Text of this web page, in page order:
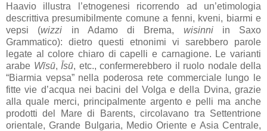
Haavio illustra l’etnogenesi ricorrendo ad un’etimologia
descrittiva presumibilmente comune a fenni, kveni, biarmi e
vepsi (wizzi in Adamo di Brema, wisinni in Saxo
Grammatico): dietro questi etnonimi vi sarebbero parole
legate al colore chiaro di capelli e carnagione. Le varianti
arabe Wīsū, Īsū, etc., confermerebbero il ruolo nodale della
“Biarmia vepsa” nella poderosa rete commerciale lungo le
fitte vie d’acqua nei bacini del Volga e della Dvina, grazie
alla quale merci, principalmente argento e pelli ma anche
prodotti del Mare di Barents, circolavano tra Settentrione
orientale, Grande Bulgaria, Medio Oriente e Asia Centrale,